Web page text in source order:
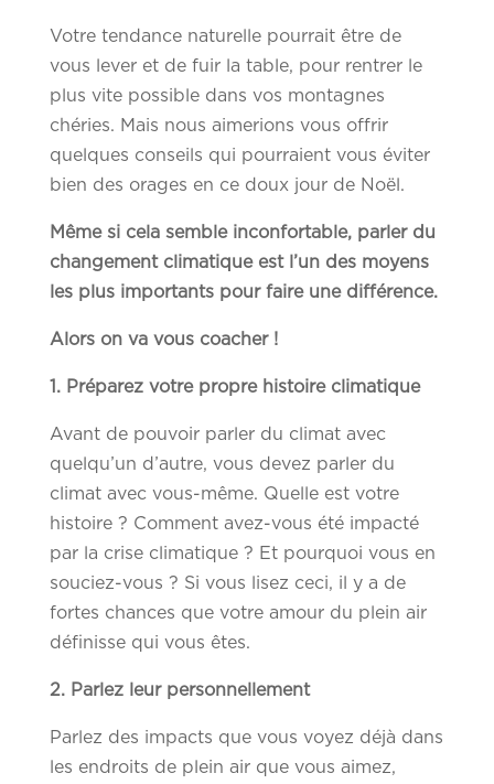
Votre tendance naturelle pourrait être de
vous lever et de fuir la table, pour rentrer le
plus vite possible dans vos montagnes
chéries. Mais nous aimerions vous offrir
quelques conseils qui pourraient vous éviter
bien des orages en ce doux jour de Noël.
Même si cela semble inconfortable, parler du
changement climatique est l’un des moyens
les plus importants pour faire une différence.
Alors on va vous coacher !
1. Préparez votre propre histoire climatique
Avant de pouvoir parler du climat avec
quelqu’un d’autre, vous devez parler du
climat avec vous-même. Quelle est votre
histoire ? Comment avez-vous été impacté
par la crise climatique ? Et pourquoi vous en
souciez-vous ? Si vous lisez ceci, il y a de
fortes chances que votre amour du plein air
définisse qui vous êtes.
2. Parlez leur personnellement
Parlez des impacts que vous voyez déjà dans
les endroits de plein air que vous aimez,